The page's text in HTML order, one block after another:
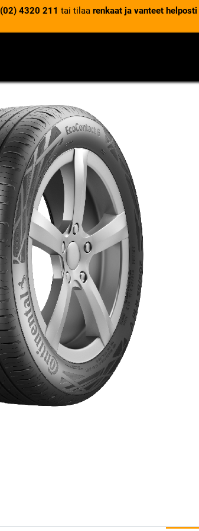
(02) 4320 211 tai tilaa renkaat ja vanteet helposti